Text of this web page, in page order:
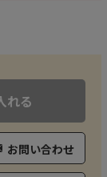
れる
お問い合わせ